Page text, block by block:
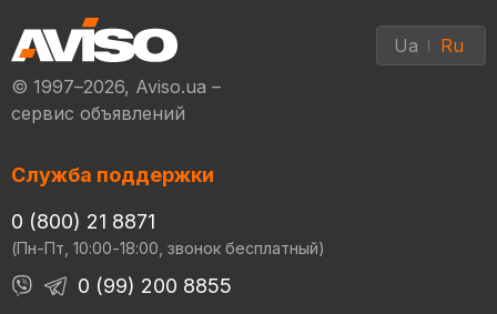
© 1997–2026, Aviso.ua –
сервис объявлений
Ua Ru
Служба поддержки
0 (800) 21 8871
(Пн-Пт, 10:00-18:00, звонок бесплатный)
0 (99) 200 8855